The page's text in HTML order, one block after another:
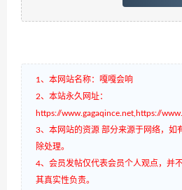
1、本网站名称：嘎嘎会响
2、本站永久网址：
https://www.gagaqince.net,https://
3、本网站的资源 部分来源于网络，如
除处理。
4、会员发帖仅代表会员个人观点，并
其真实性负责。